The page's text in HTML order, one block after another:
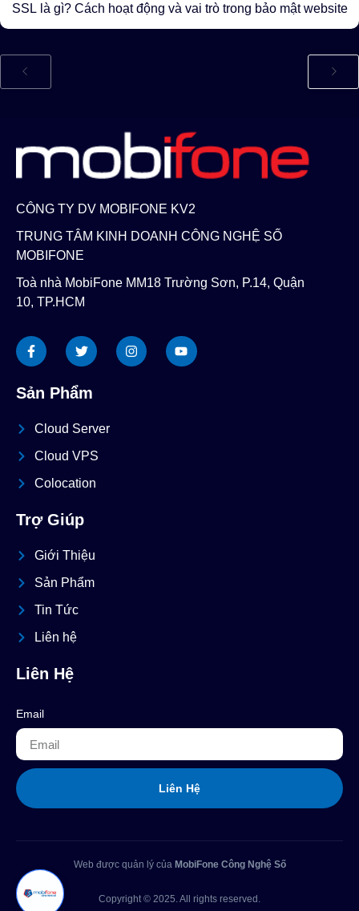
SSL là gì? Cách hoạt động và vai trò trong bảo mật website
CÔNG TY DV MOBIFONE KV2
TRUNG TÂM KINH DOANH CÔNG NGHỆ SỐ
MOBIFONE
Toà nhà MobiFone MM18 Trường Sơn, P.14, Quận
10, TP.HCM
Sản Phẩm
Cloud Server
Cloud VPS
Colocation
Trợ Giúp
Giới Thiệu
Sản Phẩm
Tin Tức
Liên hệ
Liên Hệ
Email
Liên Hệ
Web được quản lý của MobiFone Công Nghệ Số
Copyright © 2025. All rights reserved.